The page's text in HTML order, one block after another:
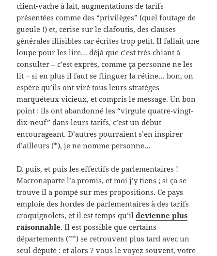
client-vache à lait, augmentations de tarifs
présentées comme des “privilèges” (quel foutage de
gueule !) et, cerise sur le clafoutis, des clauses
générales illisibles car écrites trop petit. Il fallait une
loupe pour les lire… déjà que c’est très chiant à
consulter – c’est exprès, comme ça personne ne les
lit – si en plus il faut se flinguer la rétine… bon, on
espère qu’ils ont viré tous leurs stratèges
marquéteux vicieux, et compris le message. Un bon
point : ils ont abandonné les “virgule quatre-vingt-
dix-neuf” dans leurs tarifs, c’est un début
encourageant. D’autres pourraient s’en inspirer
d’ailleurs (*), je ne nomme personne…
Et puis, et puis les effectifs de parlementaires !
Macronaparte l’a promis, et moi j’y tiens ; si ça se
trouve il a pompé sur mes propositions. Ce pays
emploie des hordes de parlementaires à des tarifs
croquignolets, et il est temps qu’ildevienne plus
raisonnable. Il est possible que certains
départements (**) se retrouvent plus tard avec un
seul député : et alors ? vous le voyez souvent, votre